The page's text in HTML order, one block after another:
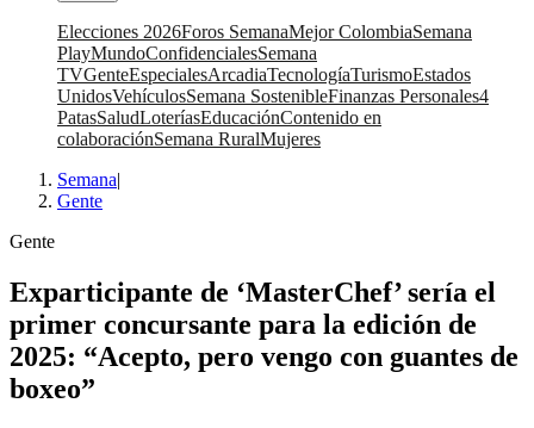
Elecciones 2026Foros SemanaMejor ColombiaSemana
PlayMundoConfidencialesSemana
TVGenteEspecialesArcadiaTecnologíaTurismoEstados
UnidosVehículosSemana SostenibleFinanzas Personales4
PatasSaludLoteríasEducaciónContenido en
colaboraciónSemana RuralMujeres
Semana|
Gente
Gente
Exparticipante de ‘MasterChef’ sería el
primer concursante para la edición de
2025: “Acepto, pero vengo con guantes de
boxeo”